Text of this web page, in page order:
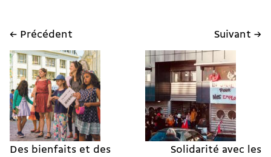
← Précédent
Des bienfaits et des
Suivant →
Solidarité avec les